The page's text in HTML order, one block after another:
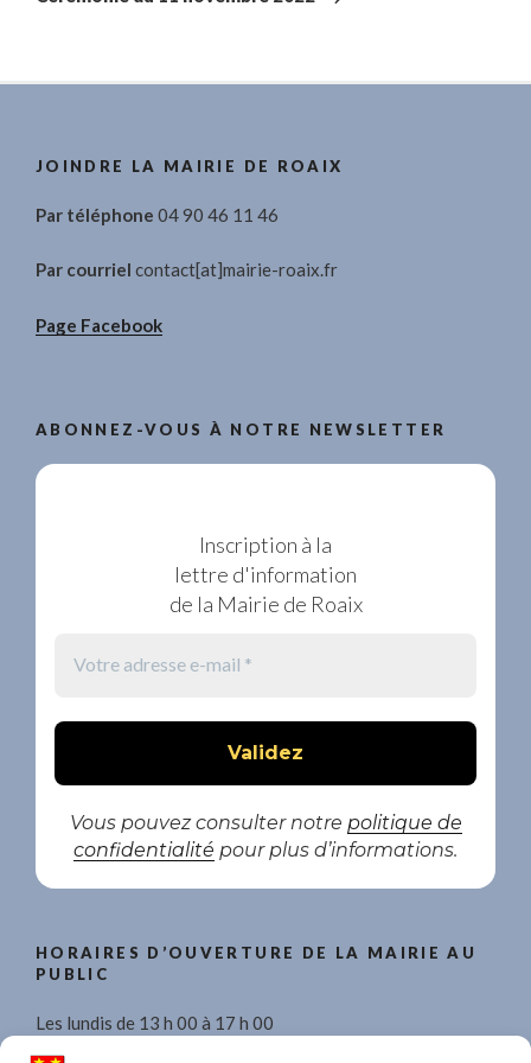
JOINDRE LA MAIRIE DE ROAIX
Par téléphone 04 90 46 11 46
Par courriel contact[at]mairie-roaix.fr
Page Facebook
ABONNEZ-VOUS À NOTRE NEWSLETTER
Inscription à la
lettre d'information
de la Mairie de Roaix
Vous pouvez consulter notre politique de
confidentialité pour plus d’informations.
HORAIRES D’OUVERTURE DE LA MAIRIE AU
PUBLIC
Les lundis de 13 h 00 à 17 h 00